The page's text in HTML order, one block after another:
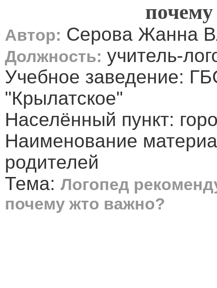
Автор: Серова Жанна
Должность: учитель-
Учебное заведение:
"Крылатское"
Населённый пункт:
Наименование
родителей
Тема: Логопед
почему жто важно?